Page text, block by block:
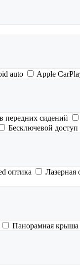
auto Apple
передних сидений
Бесключевой доступ
оптика Лазерная
Панорамная крыша